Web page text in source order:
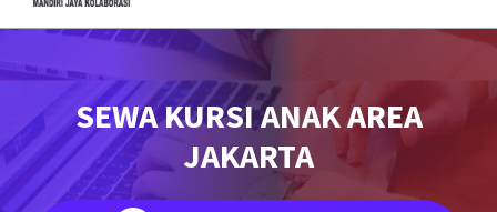
SEWA KURSI ANAK AREA
JAKARTA